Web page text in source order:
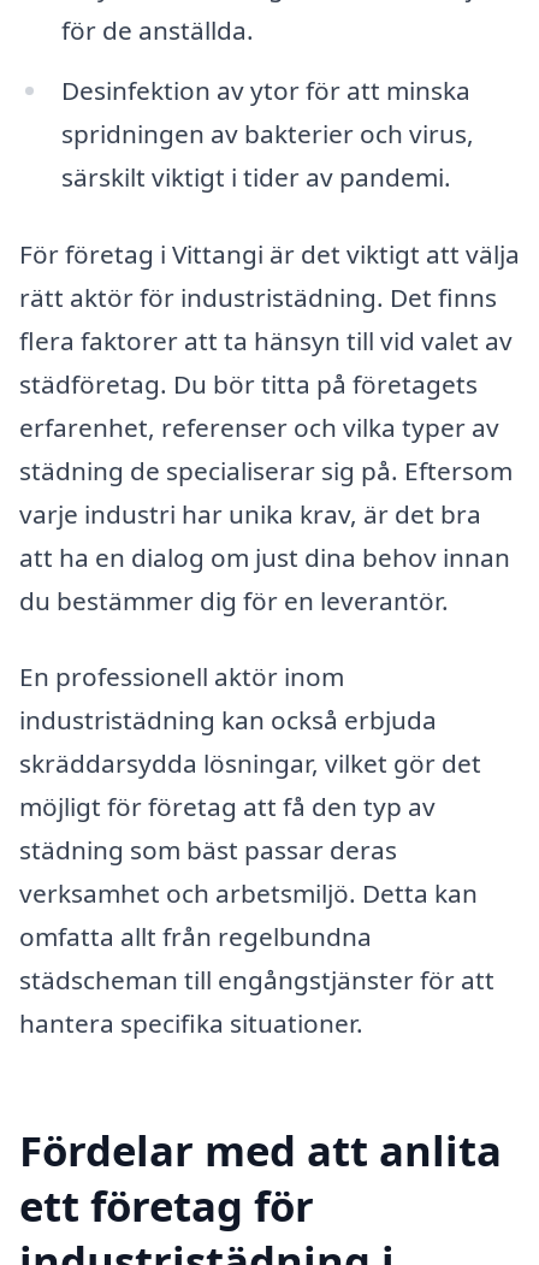
för de anställda.
Desinfektion av ytor för att minska
spridningen av bakterier och virus,
särskilt viktigt i tider av pandemi.
För företag i Vittangi är det viktigt att välja
rätt aktör för industristädning. Det finns
flera faktorer att ta hänsyn till vid valet av
städföretag. Du bör titta på företagets
erfarenhet, referenser och vilka typer av
städning de specialiserar sig på. Eftersom
varje industri har unika krav, är det bra
att ha en dialog om just dina behov innan
du bestämmer dig för en leverantör.
En professionell aktör inom
industristädning kan också erbjuda
skräddarsydda lösningar, vilket gör det
möjligt för företag att få den typ av
städning som bäst passar deras
verksamhet och arbetsmiljö. Detta kan
omfatta allt från regelbundna
städscheman till engångstjänster för att
hantera specifika situationer.
Fördelar med att anlita
ett företag för